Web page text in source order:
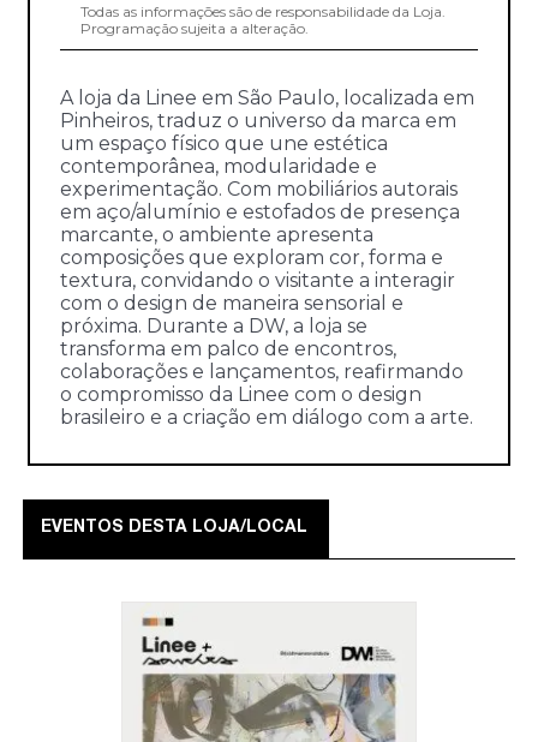
Todas as informações são de responsabilidade da Loja.
Programação sujeita a alteração.
A loja da Linee em São Paulo, localizada em
Pinheiros, traduz o universo da marca em
um espaço físico que une estética
contemporânea, modularidade e
experimentação. Com mobiliários autorais
em aço/alumínio e estofados de presença
marcante, o ambiente apresenta
composições que exploram cor, forma e
textura, convidando o visitante a interagir
com o design de maneira sensorial e
próxima. Durante a DW, a loja se
transforma em palco de encontros,
colaborações e lançamentos, reafirmando
o compromisso da Linee com o design
brasileiro e a criação em diálogo com a arte.
EVENTOS DESTA LOJA/LOCAL